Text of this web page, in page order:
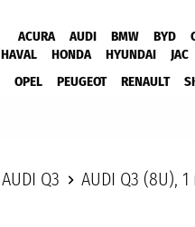
ACURA AUDI BMW BYD
HAVAL
HONDA HYUNDAI JAC
OPEL
PEUGEOT RENAULT
AUDI Q3 AUDI Q3 (8U),